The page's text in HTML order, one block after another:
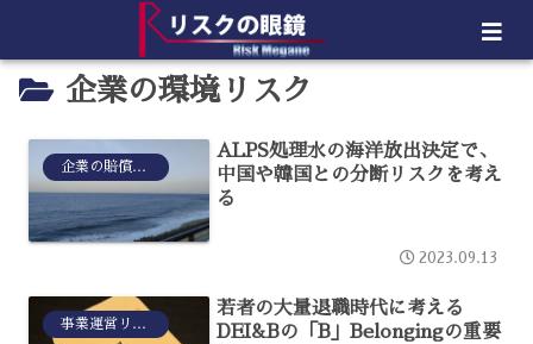
企業の環境リスク
企業の賠償リスク
ALPS処理水の海洋放出決定で、
中国や韓国との分断リスクを考え
る
2023.09.13
事業運営リスク
若者の大量退職時代に考える
DEI&Bの「B」Belongingの重要